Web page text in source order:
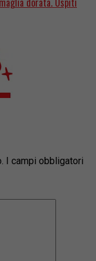
I campi obbligatori